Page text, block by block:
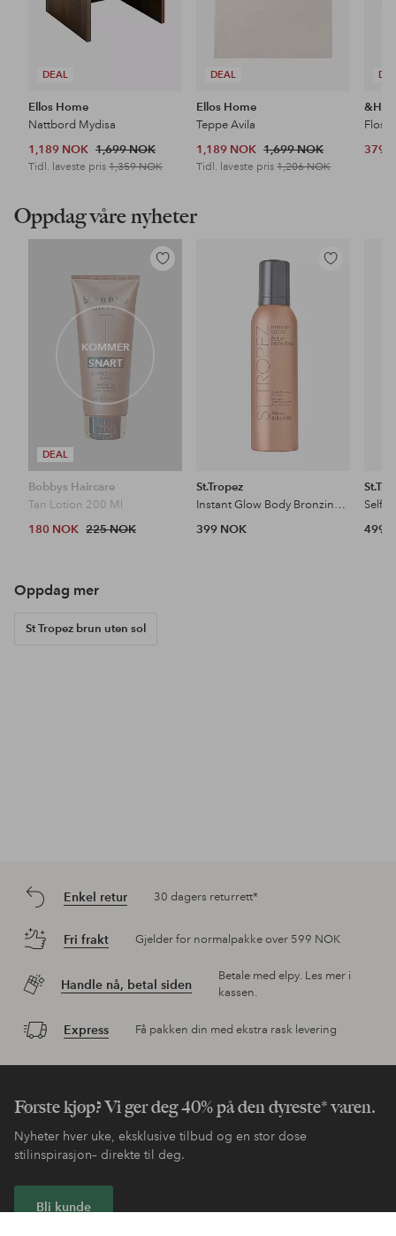
DEAL
Ellos Home
Nattbord Mydisa
1,189 NOK 1,699 NOK
Tidl. laveste pris 1,359 NOK
DEAL
Ellos Home
Teppe Avila
1,189 NOK 1,699 NOK
Tidl. laveste pris1,206 NOK
379
Oppdag våre nyheter
DEAL
KOMMER
SNART
Legg
Bobbys Haircare
Tan Lotion 200 Ml
180 NOK 225 NOK
Legg
St.Tropez
Instant Glow Body Bronzing Mousse 200 Ml
399 NOK
499
Oppdag mer
St Tropez brun uten sol
Enkel retur 30 dagers returrett*
Fri frakt Gjelder for normalpakke over 599 NOK
Handle nå, betal siden
Betale med elpy. Les mer i
kassen.
Express Få pakken din med ekstra rask levering
Første kjøp? Vi ger deg 40% på den dyreste* varen.
Nyheter hver uke, eksklusive tilbud og en stor dose
stilinspirasjon– direkte til deg.
Bli kunde